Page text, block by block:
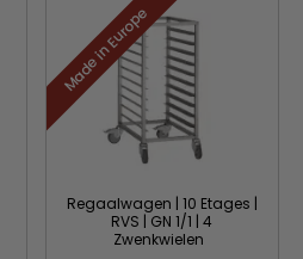
Made in Europe
Regaalwagen | 10 Etages |
RVS | GN 1/1 | 4
Zwenkwielen